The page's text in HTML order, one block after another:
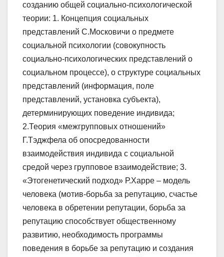
созданию общей социально-психологической
теории: 1. Концепция социальных
представлений С.Московичи о предмете
социальной психологии (совокупность
социально-психологических представлений о
социальном процессе), о структуре социальных
представлений (информация, поле
представлений, установка субъекта),
детерминирующих поведение индивида;
2.Теория «межгрупповых отношений»
Г.Тэджфела об опосредованности
взаимодействия индивида с социальной
средой через групповое взаимодействие; 3.
«Этогенетический подход» Р.Харре – модель
человека (мотив-борьба за репутацию, счастье
человека в обретении репутации, борьба за
репутацию способствует общественному
развитию, необходимость программы
поведения в борьбе за репутацию и создания